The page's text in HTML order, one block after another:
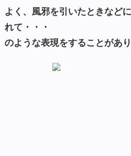
よく、風邪を引いたときなど
れて・・・
のような表現をすることがあり